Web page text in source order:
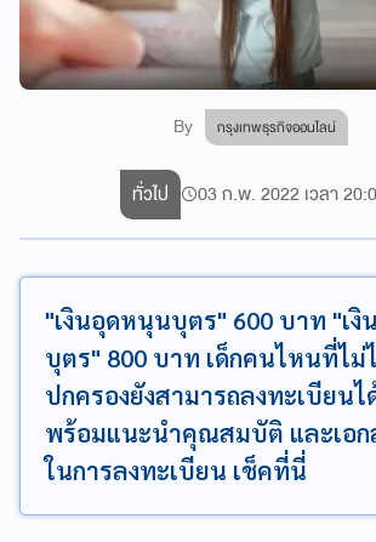
By กรุงเทพธุรกิจออนไลน์
ทั่วไป 03 ก.พ. 2022 เวลา
"เงินอุดหนุนบุตร" 600 บาท "เงิ
บุตร" 800 บาท เด็กคนไหนที่ไม่
ปกครองยังสามารถลงทะเบียนไ
พร้อมแนะนำคุณสมบัติ และเอก
ในการลงทะเบียน เช็คที่นี่